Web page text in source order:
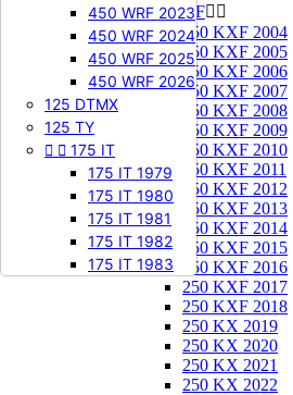
450 WRF 2023
450 WRF 2024
450 WRF 2025
450 WRF 2026
125 DTMX
125 TY
  175 IT
175 IT 1979
175 IT 1980
175 IT 1981
175 IT 1982
175 IT 1983
250 KXF 
250 KXF 2004
250 KXF 2005
250 KXF 2006
250 KXF 2007
250 KXF 2008
250 KXF 2009
250 KXF 2010
250 KXF 2011
250 KXF 2012
250 KXF 2013
250 KXF 2014
250 KXF 2015
250 KXF 2016
250 KXF 2017
250 KXF 2018
250 KX 2019
250 KX 2020
250 KX 2021
250 KX 2022